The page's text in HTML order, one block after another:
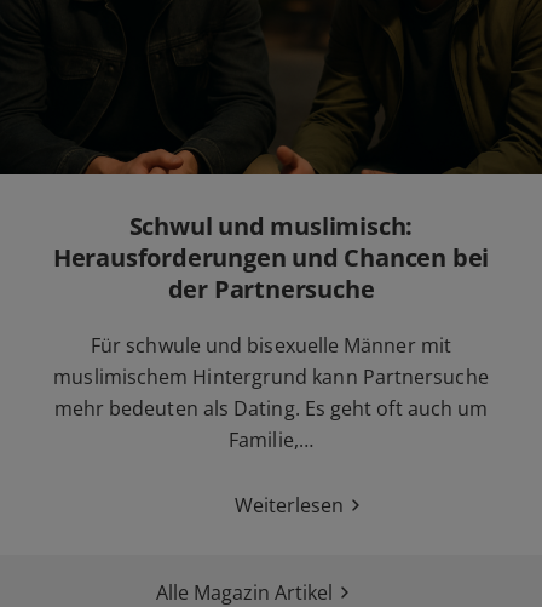
Schwul und muslimisch:
Herausforderungen und Chancen bei
der Partnersuche
Für schwule und bisexuelle Männer mit
muslimischem Hintergrund kann Partnersuche
mehr bedeuten als Dating. Es geht oft auch um
Familie,…
Weiterlesen
Alle Magazin Artikel